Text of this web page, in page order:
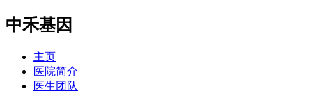
中禾基因
主页
医院简介
医生团队